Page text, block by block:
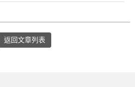
返回文章列表